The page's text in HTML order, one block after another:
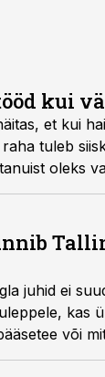
kui
reserve
tuleb
ei suuda
kas